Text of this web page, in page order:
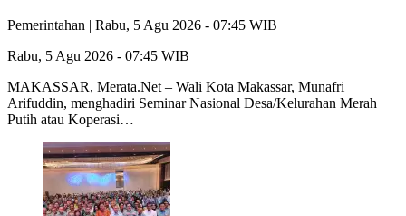
Pemerintahan | Rabu, 5 Agu 2026 - 07:45 WIB
Rabu, 5 Agu 2026 - 07:45 WIB
MAKASSAR, Merata.Net – Wali Kota Makassar, Munafri
Arifuddin, menghadiri Seminar Nasional Desa/Kelurahan Merah
Putih atau Koperasi…